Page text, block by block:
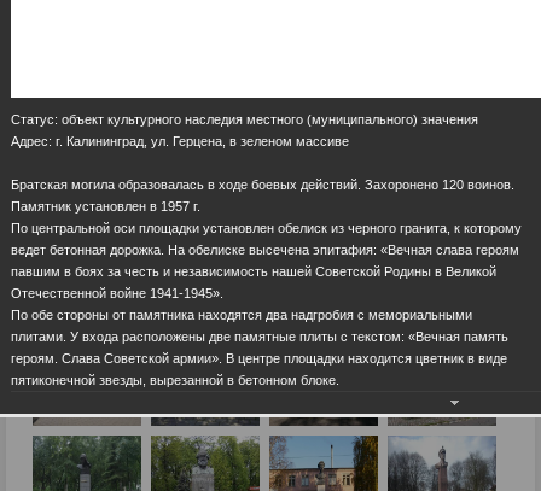
Статус: объект культурного наследия местного (муниципального) значения
Адрес: г. Калининград, ул. Герцена, в зеленом массиве
Братская могила образовалась в ходе боевых действий. Захоронено 120 воинов.
Памятник установлен в 1957 г.
По центральной оси площадки установлен обелиск из черного гранита, к которому
ведет бетонная дорожка. На обелиске высечена эпитафия: «Вечная слава героям
павшим в боях за честь и независимость нашей Советской Родины в Великой
Отечественной войне 1941-1945».
По обе стороны от памятника находятся два надгробия с мемориальными
плитами. У входа расположены две памятные плиты с текстом: «Вечная память
героям. Слава Советской армии». В центре площадки находится цветник в виде
пятиконечной звезды, вырезанной в бетонном блоке.